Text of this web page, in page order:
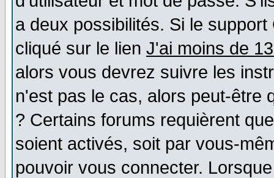
a deux possibilités. Si le
cliqué sur le lien J'ai moins de
alors vous devrez suivre les
n'est pas le cas, alors peut-être
? Certains forums requièrent
soient activés, soit par vous-
pouvoir vous connecter.